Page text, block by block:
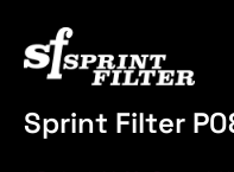
Sprint Filter